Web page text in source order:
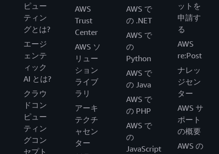
ピュー
ティン
グとは?
エージ
ェンテ
ィック
AI とは?
クラウ
ドコン
ピュー
ティン
グコン
セプト
AWS
Trust
Center
AWS ソ
リュー
ション
ライブ
ラリ
アーキ
テクチ
ャセン
ター
AWS で
の .NET
AWS で
の
Python
AWS で
の Java
AWS で
の PHP
AWS で
の
JavaScript
ットを
申請す
る
AWS
re:Post
ナレッ
ジセン
ター
AWS サ
ポート
の概要
AWS の